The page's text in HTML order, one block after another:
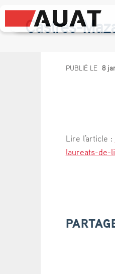
Castres-
C
t
r
-
PUBLIÉ LE 8
Lire l'article :
laureats-de-